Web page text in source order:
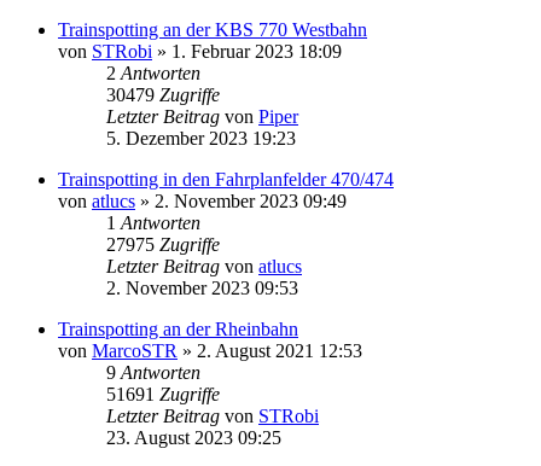
Trainspotting an der KBS 770 Westbahn
von STRobi » 1. Februar 2023 18:09
2 Antworten
30479 Zugriffe
Letzter Beitrag von Piper
5. Dezember 2023 19:23
Trainspotting in den Fahrplanfelder 470/474
von atlucs » 2. November 2023 09:49
1 Antworten
27975 Zugriffe
Letzter Beitrag von atlucs
2. November 2023 09:53
Trainspotting an der Rheinbahn
von MarcoSTR » 2. August 2021 12:53
9 Antworten
51691 Zugriffe
Letzter Beitrag von STRobi
23. August 2023 09:25